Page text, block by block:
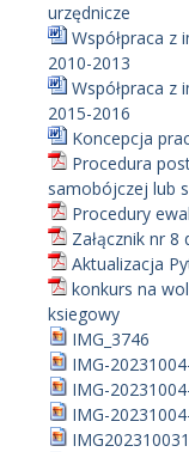
urzędnicze
Współpraca z
2010-2013
Współpraca z
2015-2016
Koncepcja
Procedura
samobójczej lub
Procedury
Załącznik nr 8
Aktualizacja
konkurs na
ksiegowy
IMG_3746
IMG-
IMG-
IMG-